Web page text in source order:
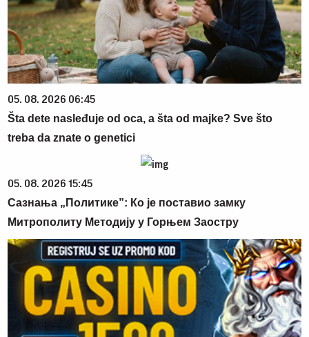
05. 08. 2026 06:45
Šta dete nasleđuje od oca, a šta od majke? Sve što
treba da znate o genetici
05. 08. 2026 15:45
Сазнања „Политике”: Ко је поставио замку
Митрополиту Методију у Горњем Заостру